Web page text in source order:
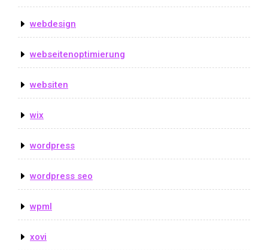
webdesign
webseitenoptimierung
websiten
wix
wordpress
wordpress seo
wpml
xovi